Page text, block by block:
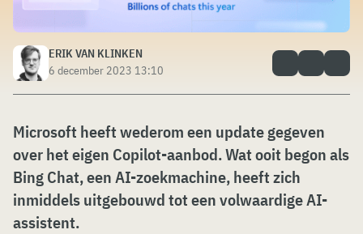
ERIK VAN KLINKEN
6 december 2023 13:10
Microsoft heeft wederom een update gegeven
over het eigen Copilot-aanbod. Wat ooit begon als
Bing Chat, een AI-zoekmachine, heeft zich
inmiddels uitgebouwd tot een volwaardige AI-
assistent.